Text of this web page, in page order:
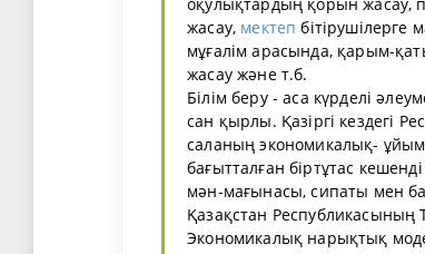
оқулықтардың қорын жасау,
жасау, мектеп
мұғалім арасында, қарым-
жасау және т.б.
Білім беру - аса күрделі
сан қырлы. Қазіргі кездегі
саланың экономикалық-
бағытталған біртұтас
мән-мағынасы, сипаты мен
Қазақстан Республикасының
Экономикалық нарықтық